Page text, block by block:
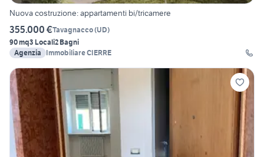
Nuova costruzione: appartamenti bi/tricamere
355.000 €Tavagnacco(UD)
90 mq3 Locali2 Bagni
Agenzia
Immobiliare CIERRE